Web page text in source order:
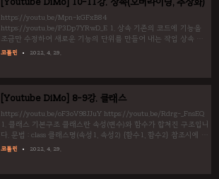
println(a) x.p() // 패키지 스코프 a 출력 p..
https://youtu.be/Mpn-kGFxB84
https://youtu.be/P3Dp7YRwD_E 1. 상속 기존의 코드에 기능을
조금만 수정하여 새로운 기능의 단위를 만들어 내는 작업 상속 문
법 : 1. 상속가능 키워드 open이 부모 클래스에서 선언되어야 함. 2.
var age : Int, var type : String){ fun whoAmI() { println("$name
/ $age / $type")}..
코틀린 2022. 4. 29.
[Youtube DiMo] 8-9강. 클래스
https://youtu.be/oF3oV98JJuY https://youtu.be/Rdrg-_FnsEQ
1. 클래스 기본구조 클래스란 속성(변수)와 함수가 합쳐진 구조입니
다. 문법 : class 클래스명(속성1, 속성2) {함수1, 함수2} 참조시에 참
조연산자(마침표:.)를 이용한다. (예 : 소속.속성, 서울.강남) fun
코틀린 2022. 4. 29.